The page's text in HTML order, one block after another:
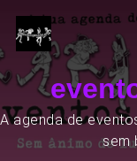
A agenda de
sem